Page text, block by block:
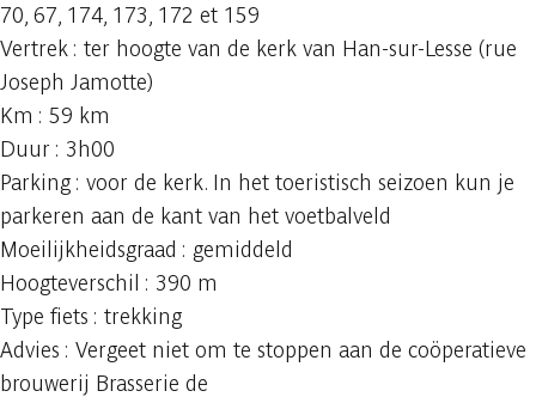
70, 67, 174, 173, 172 et 159
Vertrek : ter hoogte van de kerk van Han-sur-Lesse (rue
Joseph Jamotte)
Km : 59 km
Duur : 3h00
Parking : voor de kerk. In het toeristisch seizoen kun je
parkeren aan de kant van het voetbalveld
Moeilijkheidsgraad : gemiddeld
Hoogteverschil : 390 m
Type fiets : trekking
Advies : Vergeet niet om te stoppen aan de coöperatieve
brouwerij Brasserie de